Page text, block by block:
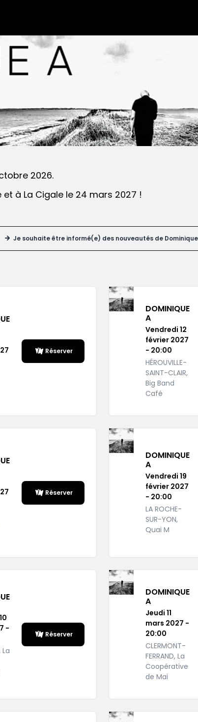
2026.
à La Cigale le 24 mars 2027 !
Je souhaite être informé(e) des nouveautés de
Réserver
DOMINIQUE
A
Vendredi 12
février 2027
- 20:00
HÉROUVILLE-
SAINT-CLAIR,
Big Band
Café
Réserver
DOMINIQUE
A
Vendredi 19
février 2027
- 20:00
LA ROCHE-
SUR-YON,
Quai M
-
La
Réserver
DOMINIQUE
A
Jeudi 11
mars 2027 -
20:00
CLERMONT-
FERRAND, La
Coopérative
de Mai